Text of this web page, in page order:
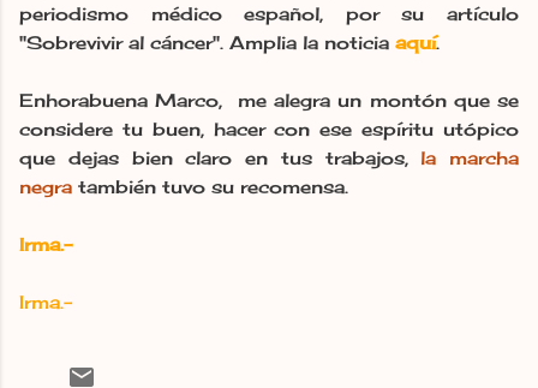
periodismo médico español, por su artículo
"Sobrevivir al cáncer". Amplia la noticia aquí.
Enhorabuena Marco, me alegra un montón que se
considere tu buen, hacer con ese espíritu utópico
que dejas bien claro en tus trabajos, la marcha
negra también tuvo su recomensa.
Irma.-
Irma.-